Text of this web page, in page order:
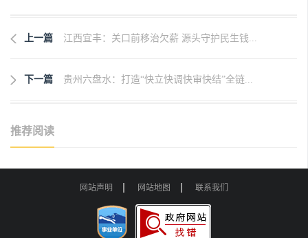
上一篇 江西宜丰：关口前移治欠薪 源头守护民生钱...
下一篇 贵州六盘水：打造“快立快调快审快结”全链...
推荐阅读
网站声明 网站地图 联系我们